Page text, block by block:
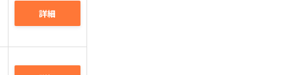
詳細